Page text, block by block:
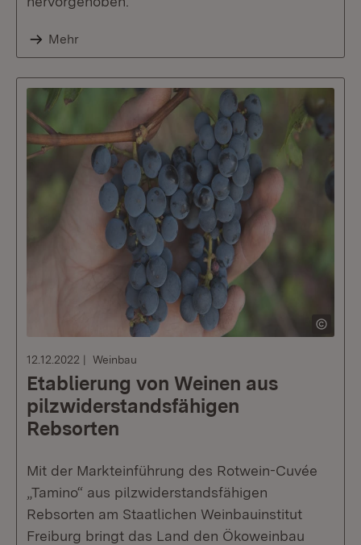
Mehr
12.12.2022 Weinbau
Etablierung von Weinen aus
pilzwiderstandsfähigen
Rebsorten
Mit der Markteinführung des Rotwein-Cuvée
„Tamino“ aus pilzwiderstandsfähigen
Rebsorten am Staatlichen Weinbauinstitut
Freiburg bringt das Land den Ökoweinbau